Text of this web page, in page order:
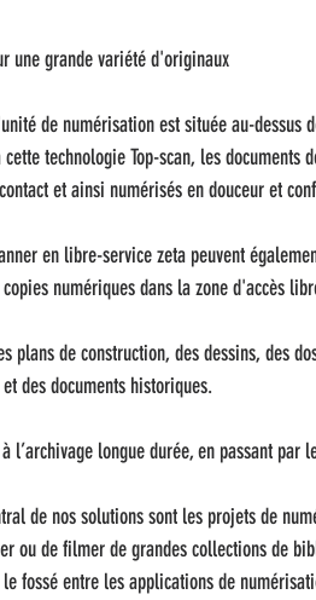
une grande variété d'originaux
de numérisation est située au-dessus
technologie Top-scan, les
et ainsi numérisés en douceur et
en libre-service zeta peuvent
numériques dans la zone d'accès
plans de construction, des dessins, des
des documents historiques.
l’archivage longue durée, en passant par
de nos solutions sont les projets de
ou de filmer de grandes collections de
fossé entre les applications de